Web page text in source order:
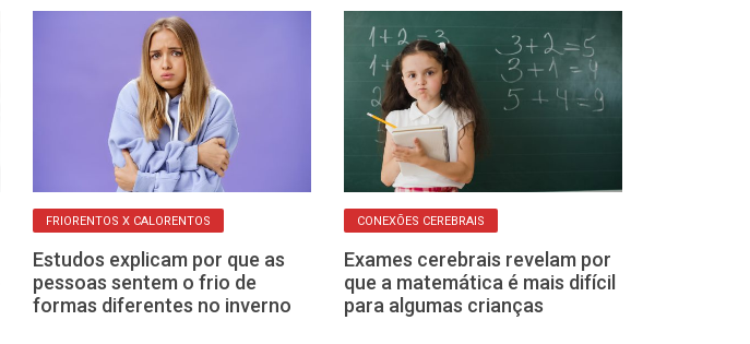
FRIORENTOS X CALORENTOS
Estudos explicam por que as
pessoas sentem o frio de
formas diferentes no inverno
CONEXÕES CEREBRAIS
Exames cerebrais revelam por
que a matemática é mais difícil
para algumas crianças